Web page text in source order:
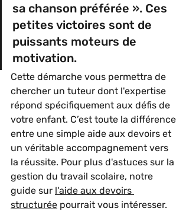
sa chanson préférée ». Ces
petites victoires sont de
puissants moteurs de
motivation.
Cette démarche vous permettra de
chercher un tuteur dont l'expertise
répond spécifiquement aux défis de
votre enfant. C’est toute la différence
entre une simple aide aux devoirs et
un véritable accompagnement vers
la réussite. Pour plus d'astuces sur la
gestion du travail scolaire, notre
guide sur l'aide aux devoirs
structurée pourrait vous intéresser.